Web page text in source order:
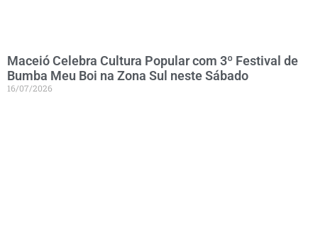
Maceió Celebra Cultura Popular com 3º Festival de
Bumba Meu Boi na Zona Sul neste Sábado
16/07/2026